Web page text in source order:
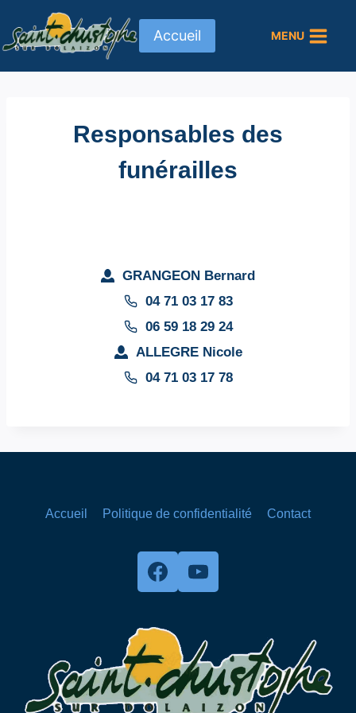
au
contenu
Accueil MENU
Responsables des
funérailles
GRANGEON Bernard
04 71 03 17 83
06 59 18 29 24
ALLEGRE Nicole
04 71 03 17 78
Accueil Politique de confidentialité Contact